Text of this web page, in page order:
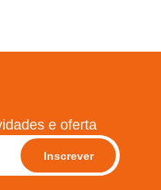
e oferta
Inscrever